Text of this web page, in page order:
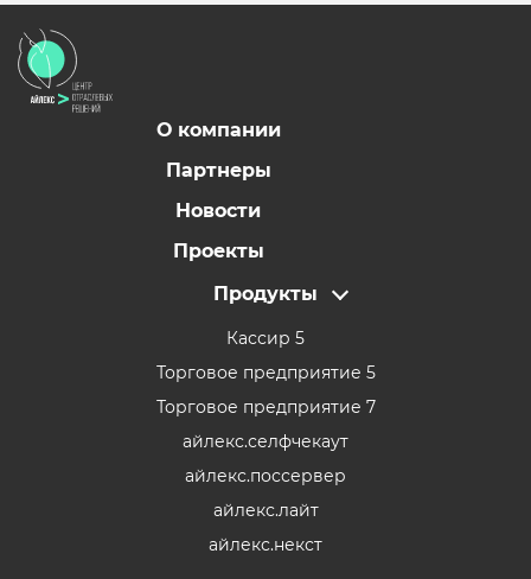
О компании
Партнеры
Новости
Проекты
Продукты
Кассир 5
Торговое предприятие 5
Торговое предприятие 7
айлекс.селфчекаут
айлекс.поссервер
айлекс.лайт
айлекс.некст